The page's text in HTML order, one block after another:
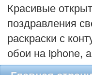
Красивые
поздравления
раскраски с
обои на iphone,